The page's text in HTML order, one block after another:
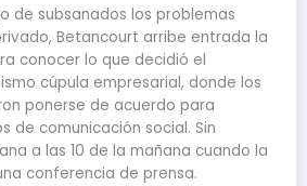
de subsanados los problemas
Betancourt arribe entrada la
conocer lo que decidió el
cúpula empresarial, donde los
ponerse de acuerdo para
de comunicación social. Sin
a las 10 de la mañana cuando la
conferencia de prensa.